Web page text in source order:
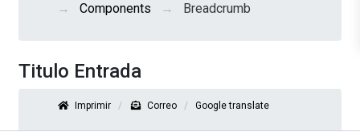
Components
Breadcrumb
Titulo Entrada
Imprimir Correo Google translate